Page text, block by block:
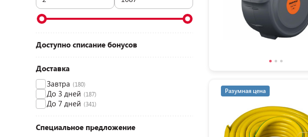
Доступно списание бонусов
Доставка
Завтра (180)
До 3 дней (187)
До 7 дней (341)
Специальное предложение
Разумная цена